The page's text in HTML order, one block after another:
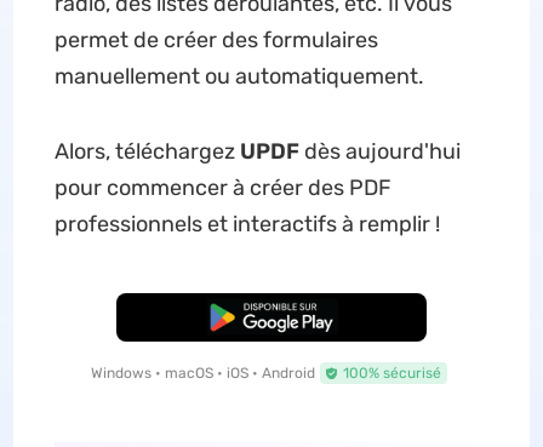
permet de créer des formulaires
manuellement ou automatiquement.
Alors, téléchargez UPDFdès aujourd'hui
pour commencer à créer des PDF
professionnels et interactifs à remplir !
TÉLÉCHARGER
Windows • macOS • iOS • Android 100% sécurisé